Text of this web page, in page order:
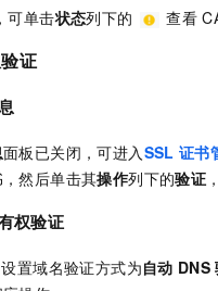
可单击状态列下的 查看
证
面板已关闭，可进入 SSL 证书
然后单击其操作列下的验证
权验证
置域名验证方式为自动 DNS